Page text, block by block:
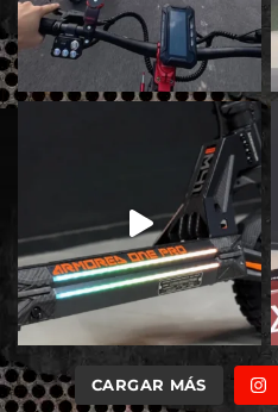
CARGAR MÁS